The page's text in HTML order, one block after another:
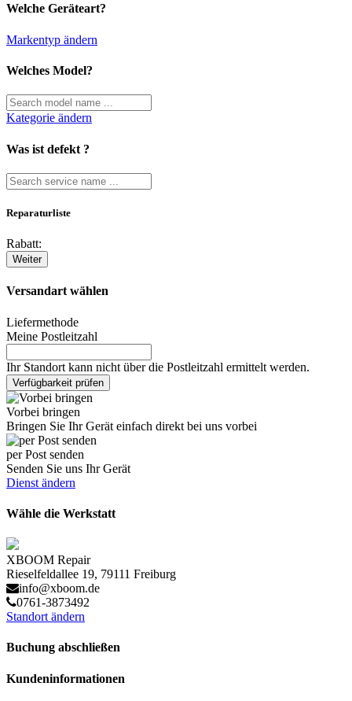
Welche Geräteart?
Markentyp ändern
Welches Model?
Kategorie ändern
Was ist defekt ?
Reparaturliste
Rabatt:
Weiter
Versandart wählen
Liefermethode
Meine Postleitzahl
Ihr Standort kann nicht über die Postleitzahl ermittelt werden.
Verfügbarkeit prüfen
Vorbei bringen
Bringen Sie Ihr Gerät einfach direkt bei uns vorbei
per Post senden
Senden Sie uns Ihr Gerät
Dienst ändern
Wähle die Werkstatt
XBOOM Repair
Rieselfeldallee 19, 79111 Freiburg
info@xboom.de
0761-3873492
Standort ändern
Buchung abschließen
Kundeninformationen